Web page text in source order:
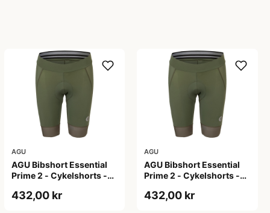
AGU
AGU Bibshort Essential
Prime 2 - Cykelshorts -
2XL
432,00 kr
AGU
AGU Bibshort Essential
Prime 2 - Cykelshorts -
432,00 kr